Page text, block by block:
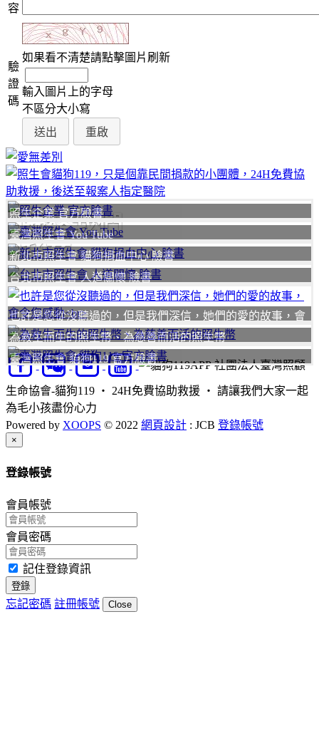
容
驗
證
碼
如果看不清楚請點擊圖片刷新
輸入圖片上的字母
不區分大小寫
聯絡我們
我要
照生企業 官方臉書
臺灣照生會 You Tube
新北市照生會 貓狗捐血中心 臉書
台北市照生會 人道關懷 臉書
也許是您從沒聽過的，但是我們深信，她們的愛的故事，會
令您感動
為救生而生的照生幣、為慈善而活的照生幣
臺灣照生會 貓狗119 官方臉書
社團法人臺灣照顧
生命協會-貓狗119 ‧ 24H免費協助救援 ‧ 請讓我們大家一起
為毛小孩盡份心力
Powered by XOOPS © 2022 網頁設計 : JCB 登錄帳號
×
登錄帳號
會員帳號
會員密碼
記住登錄資訊
登錄
忘記密碼 註冊帳號 Close